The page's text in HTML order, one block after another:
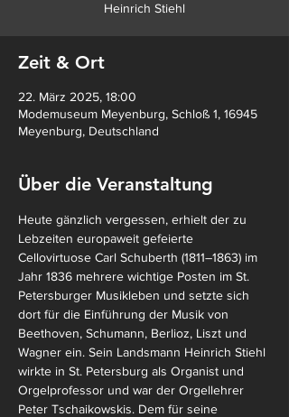
Heinrich Stiehl
Zeit & Ort
22. März 2025, 18:00
Modemuseum Meyenburg, Schloß 1, 16945
Meyenburg, Deutschland
Über die Veranstaltung
Heute gänzlich vergessen, erhielt der zu
Lebzeiten europaweit gefeierte
Cellovirtuose Carl Schuberth (1811–1863) im
Jahr 1836 mehrere wichtige Posten im St.
Petersburger Musikleben und setzte sich
dort für die Einführung der Musik von
Beethoven, Schumann, Berlioz, Liszt und
Wagner ein. Sein Landsmann Heinrich Stiehl
wirkte in St. Petersburg als Organist und
Orgelprofessor und war der Orgellehrer
Peter Tschaikowskis. Dem für seine